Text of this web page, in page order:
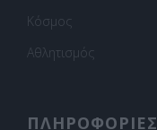
Κόσμος
Αθλητισμός
ΠΛΗΡΟΦΟΡΙΕΣ